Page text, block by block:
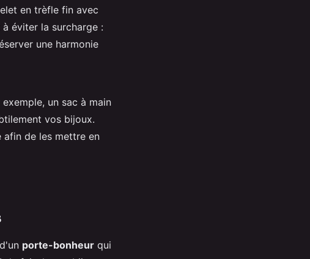
en trèfle fin avec
éviter la surcharge :
une harmonie
un sac à main
vos bijoux.
afin de les mettre en
porte-bonheur qui